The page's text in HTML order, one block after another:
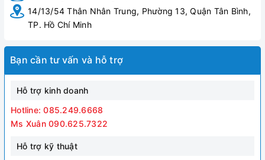
14/13/54 Thân Nhân Trung, Phường 13, Quận Tân Bình,
TP. Hồ Chí Minh
Bạn cần tư vấn và hỗ trợ
Hỗ trợ kinh doanh
Hotline: 085.249.6668
Ms Xuân 090.625.7322
Hỗ trợ kỹ thuật